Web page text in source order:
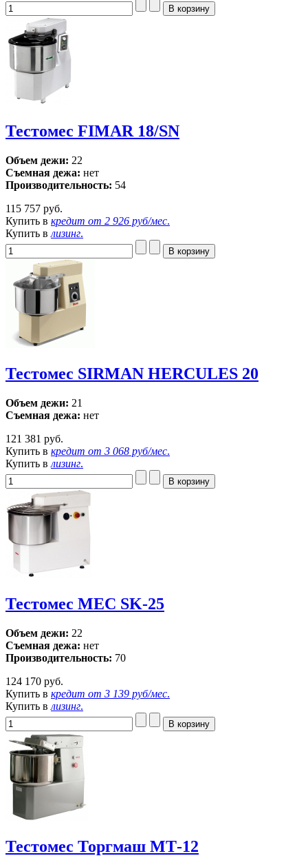
Тестомес FIMAR 18/SN
Объем дежи: 22
Съемная дежа: нет
Производительность: 54
115 757 руб.
Купить в кредит от 2 926 руб/мес.
Купить в лизинг.
Тестомес SIRMAN HERCULES 20
Объем дежи: 21
Съемная дежа: нет
121 381 руб.
Купить в кредит от 3 068 руб/мес.
Купить в лизинг.
Тестомес MEC SK-25
Объем дежи: 22
Съемная дежа: нет
Производительность: 70
124 170 руб.
Купить в кредит от 3 139 руб/мес.
Купить в лизинг.
Тестомес Торгмаш МТ-12